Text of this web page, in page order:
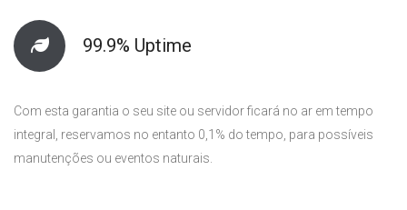
99.9% Uptime
Com esta garantia o seu site ou servidor ficará no ar em tempo
integral, reservamos no entanto 0,1% do tempo, para possíveis
manutenções ou eventos naturais.